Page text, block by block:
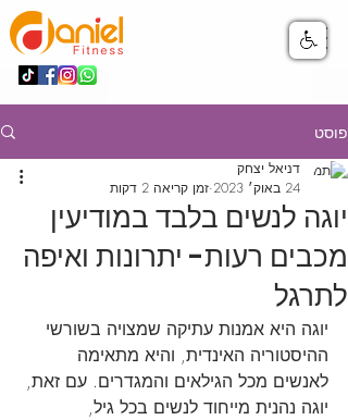
פוסט
יוגה לנשים בלבד במודיעין
מכבים רעות- יתרונות ואיפה
לתרגל
דניאל יצחק
24 באוק׳ 2023
זמן קריאה 2 דקות
יוגה היא אמנות עתיקה שמצויה בשורשי
ההיסטוריה האינדית, והיא מתאימה
לאנשים מכל הגילאים והמגדרים. עם זאת,
יוגה נהנית מייחוד לנשים בכל גיל,